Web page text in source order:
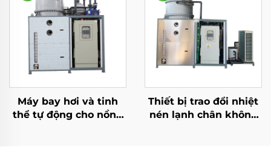
Máy bay hơi và tinh
thể tự động cho nồng
Thiết bị trao đổi nhiệt
nén lạnh chân không